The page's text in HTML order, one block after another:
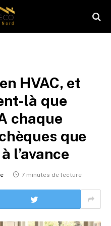
HVAC, et
là que
chaque
que
l’avance
7 minutes de lecture